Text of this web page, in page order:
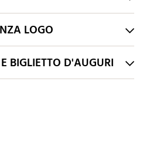
LOGO
BIGLIETTO D'AUGURI